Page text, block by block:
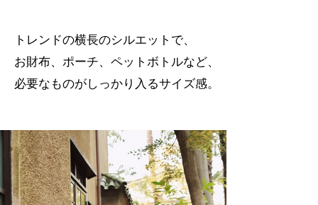
トレンドの横長のシルエットで、
お財布、ポーチ、ペットボトルなど、
必要なものがしっかり入るサイズ感。